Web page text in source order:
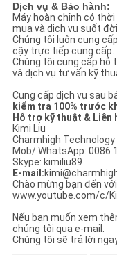
Dịch vụ & Bảo hành:
Máy hoàn chỉnh có
mua và dịch vụ suốt
Chúng tôi luôn cung
cậy trực tiếp cung cấp.
Chúng tôi cung cấp hỗ
và dịch vụ tư vấn kỹ
Cung cấp dịch vụ sau
kiểm tra 100% trước
Hỗ trợ kỹ thuật & Liên
Kimi Liu
Charmhigh Technology
Mob/ WhatsApp: 0086
Skype: kimiliu89
E-mail:
Chào mừng bạn đến
www.youtube.com/c/
Nếu bạn muốn xem
chúng tôi qua e-mail.
Chúng tôi sẽ trả lời